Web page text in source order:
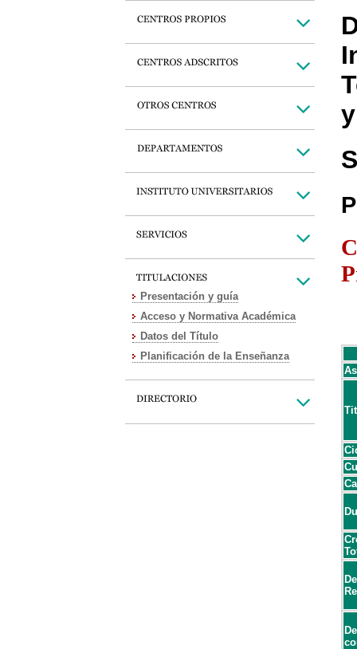
Presentación y guía
Acceso y Normativa Académica
Datos del Título
Planificación de la Enseñanza